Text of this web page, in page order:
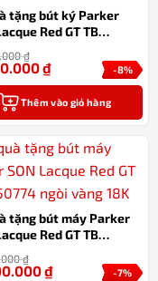
tặng bút ký Parker
Red GT TB
ví da; hộp và túi hãng
₫
-8%
₫
Thêm vào giỏ hàng
tặng bút máy Parker
Red GT TB
₫
-7%
₫